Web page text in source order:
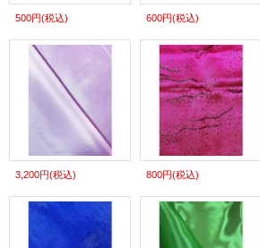
500円(税込) 600円(税込)
3,200円(税込) 800円(税込)